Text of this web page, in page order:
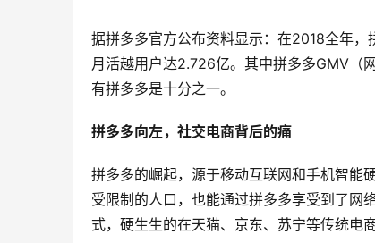
据拼多多官方公布资料显示：在2018全年
月活越用户达2.726亿。其中拼多多GMV（
有拼多多是十分之一。
拼多多向左，社交电商背后的痛
拼多多的崛起，源于移动互联网和手机智能
受限制的人口，也能通过拼多多享受到了网
式，硬生生的在天猫、京东、苏宁等传统电